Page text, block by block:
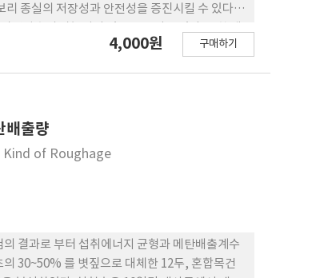
종실의 저장성과 안전성을 증진시킬 수 있다.
증가하여 발효가 이루어지고 있는 것으로 나타
는 전 혀 검출되지 않아 발효가 쌀보리 종실의
4,000원 구매하기
배출량
Kind of Roughage
결과로 부터 섭취에너지 균형과 메탄배출계수
30~50% 를 볏짚으로 대체한 12두, 혼합목건